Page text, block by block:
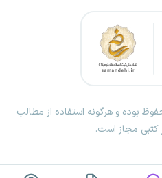
بوده و هرگونه استفاده از مطالب
کتبی مجاز است.